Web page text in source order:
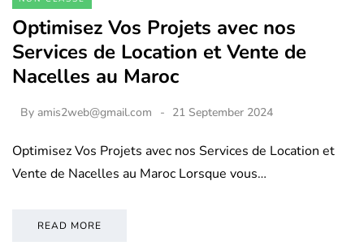
Optimisez Vos Projets avec nos
Services de Location et Vente de
Nacelles au Maroc
By amis2web@gmail.com 21 September 2024
Optimisez Vos Projets avec nos Services de Location et
Vente de Nacelles au Maroc Lorsque vous…
READ MORE